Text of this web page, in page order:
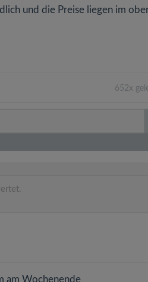
und die Preise liegen im
652x
am Wochenende